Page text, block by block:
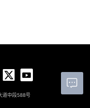
道中段588号